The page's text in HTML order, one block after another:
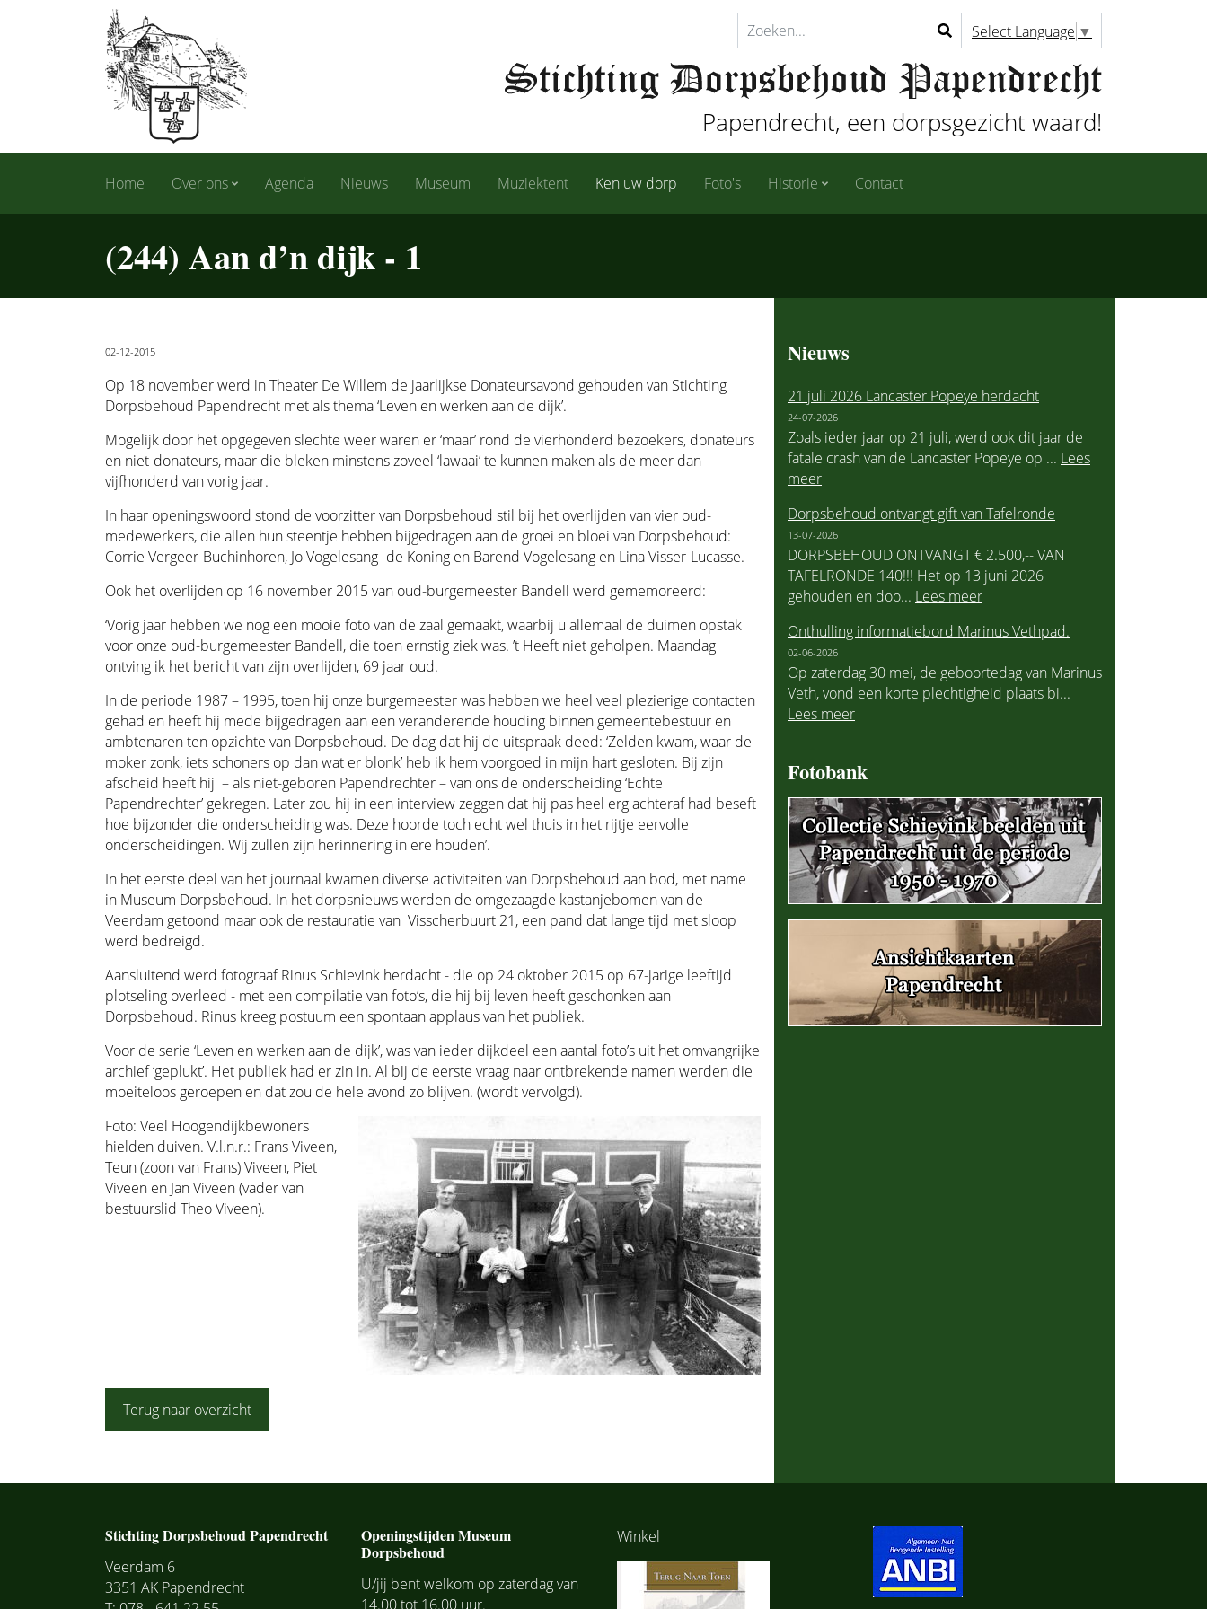
Select Language ▼
Papendrecht, een dorpsgezicht waard!
Home Over ons Agenda Nieuws Museum Muziektent Ken uw dorp Foto's Historie Contact
(244) Aan d’n dijk - 1
02-12-2015
Op 18 november werd in Theater De Willem de jaarlijkse Donateursavond gehouden van Stichting
Dorpsbehoud Papendrecht met als thema ‘Leven en werken aan de dijk’.
Mogelijk door het opgegeven slechte weer waren er ‘maar’ rond de vierhonderd bezoekers, donateurs
en niet-donateurs, maar die bleken minstens zoveel ‘lawaai’ te kunnen maken als de meer dan
vijfhonderd van vorig jaar.
In haar openingswoord stond de voorzitter van Dorpsbehoud stil bij het overlijden van vier oud-
medewerkers, die allen hun steentje hebben bijgedragen aan de groei en bloei van Dorpsbehoud:
Corrie Vergeer-Buchinhoren, Jo Vogelesang- de Koning en Barend Vogelesang en Lina Visser-Lucasse.
Ook het overlijden op 16 november 2015 van oud-burgemeester Bandell werd gememoreerd:
‘Vorig jaar hebben we nog een mooie foto van de zaal gemaakt, waarbij u allemaal de duimen opstak
voor onze oud-burgemeester Bandell, die toen ernstig ziek was. ’t Heeft niet geholpen. Maandag
ontving ik het bericht van zijn overlijden, 69 jaar oud.
In de periode 1987 – 1995, toen hij onze burgemeester was hebben we heel veel plezierige contacten
gehad en heeft hij mede bijgedragen aan een veranderende houding binnen gemeentebestuur en
ambtenaren ten opzichte van Dorpsbehoud. De dag dat hij de uitspraak deed: ‘Zelden kwam, waar de
moker zonk, iets schoners op dan wat er blonk’ heb ik hem voorgoed in mijn hart gesloten. Bij zijn
afscheid heeft hij – als niet-geboren Papendrechter – van ons de onderscheiding ‘Echte
Papendrechter’ gekregen. Later zou hij in een interview zeggen dat hij pas heel erg achteraf had beseft
hoe bijzonder die onderscheiding was. Deze hoorde toch echt wel thuis in het rijtje eervolle
onderscheidingen. Wij zullen zijn herinnering in ere houden’.
In het eerste deel van het journaal kwamen diverse activiteiten van Dorpsbehoud aan bod, met name
in Museum Dorpsbehoud. In het dorpsnieuws werden de omgezaagde kastanjebomen van de
Veerdam getoond maar ook de restauratie van Visscherbuurt 21, een pand dat lange tijd met sloop
werd bedreigd.
Aansluitend werd fotograaf Rinus Schievink herdacht - die op 24 oktober 2015 op 67-jarige leeftijd
plotseling overleed - met een compilatie van foto’s, die hij bij leven heeft geschonken aan
Dorpsbehoud. Rinus kreeg postuum een spontaan applaus van het publiek.
Voor de serie ‘Leven en werken aan de dijk’, was van ieder dijkdeel een aantal foto’s uit het omvangrijke
archief ‘geplukt’. Het publiek had er zin in. Al bij de eerste vraag naar ontbrekende namen werden die
moeiteloos geroepen en dat zou de hele avond zo blijven. (wordt vervolgd).
Foto: Veel Hoogendijkbewoners
hielden duiven. V.l.n.r.: Frans Viveen,
Teun (zoon van Frans) Viveen, Piet
Viveen en Jan Viveen (vader van
bestuurslid Theo Viveen).
Terug naar overzicht
Nieuws
21 juli 2026 Lancaster Popeye herdacht
24-07-2026
Zoals ieder jaar op 21 juli, werd ook dit jaar de
fatale crash van de Lancaster Popeye op ... Lees
meer
Dorpsbehoud ontvangt gift van Tafelronde
13-07-2026
DORPSBEHOUD ONTVANGT € 2.500,-- VAN
TAFELRONDE 140!!! Het op 13 juni 2026
gehouden en doo... Lees meer
Onthulling informatiebord Marinus Vethpad.
02-06-2026
Op zaterdag 30 mei, de geboortedag van Marinus
Veth, vond een korte plechtigheid plaats bi...
Lees meer
Fotobank
Stichting Dorpsbehoud Papendrecht
Veerdam 6
3351 AK Papendrecht
Openingstijden Museum
Dorpsbehoud
U/jij bent welkom op zaterdag van
14.00 tot 16.00 uur.
Winkel